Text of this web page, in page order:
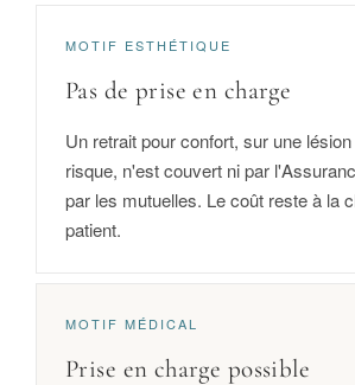
MOTIF ESTHÉTIQUE
Pas de prise en charge
Un retrait pour confort, sur une
risque, n'est couvert ni par
par les mutuelles. Le coût reste à la
patient.
MOTIF MÉDICAL
Prise en charge possible